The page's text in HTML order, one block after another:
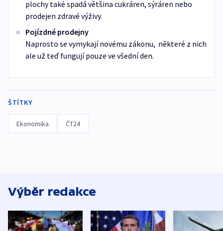
plochy také spadá většina cukráren, sýráren nebo
prodejen zdravé výživy.
Pojízdné prodejny
Naprosto se vymykají novému zákonu, některé z nich
ale už teď fungují pouze ve všední den.
ŠTÍTKY
Ekonomika ČT24
Výběr redakce